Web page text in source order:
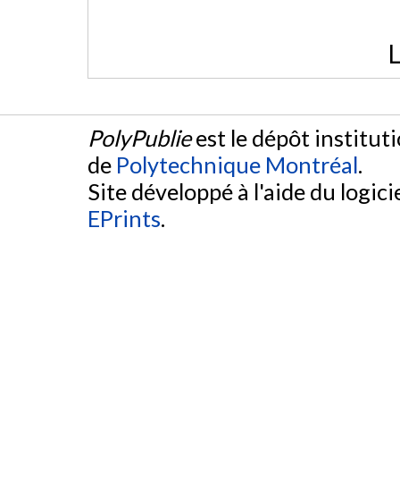
PolyPublieest le dépôt
de Polytechnique Montréal.
Site développé à l'aide du
EPrints.